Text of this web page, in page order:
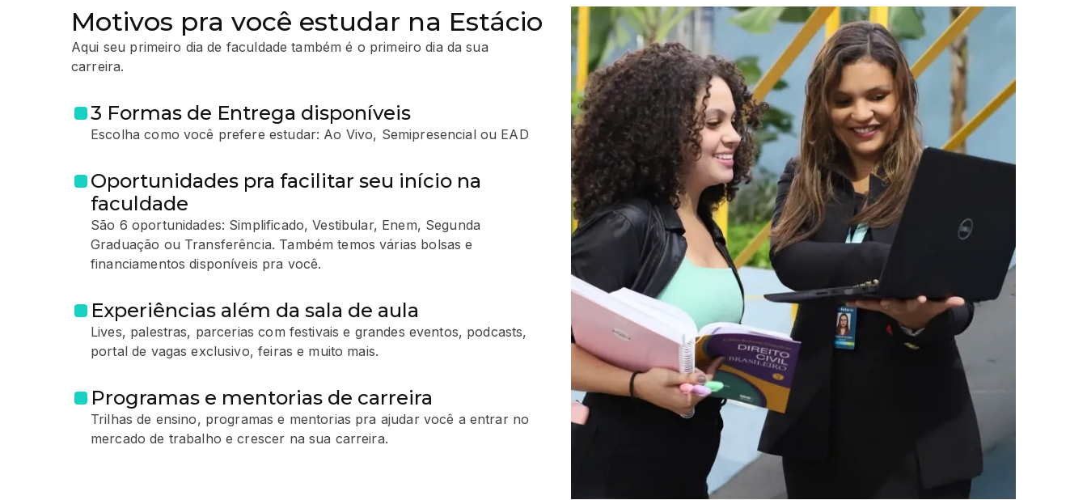
Motivos pra você estudar na Estácio
Aqui seu primeiro dia de faculdade também é o primeiro dia da sua
carreira.
3 Formas de Entrega disponíveis
Escolha como você prefere estudar: Ao Vivo, Semipresencial ou EAD
Oportunidades pra facilitar seu início na
faculdade
São 6 oportunidades: Simplificado, Vestibular, Enem, Segunda
Graduação ou Transferência. Também temos várias bolsas e
financiamentos disponíveis pra você.
Experiências além da sala de aula
Lives, palestras, parcerias com festivais e grandes eventos, podcasts,
portal de vagas exclusivo, feiras e muito mais.
Programas e mentorias de carreira
Trilhas de ensino, programas e mentorias pra ajudar você a entrar no
mercado de trabalho e crescer na sua carreira.